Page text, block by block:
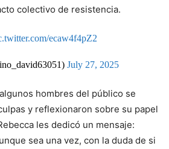
colectivo de resistencia.
ecaw4f4pZ2
July 27, 2025
hombres del público se
y reflexionaron sobre su papel
les dedicó un mensaje:
sea una vez, con la duda de si